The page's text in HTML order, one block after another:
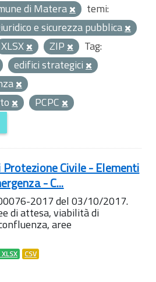
di Matera
temi:
e sicurezza pubblica
XLSX ZIP
Tag:
edifici strategici
PCPC
Protezione Civile - Elementi
- C...
2017 del 03/10/2017.
di attesa, viabilità di
aree
CSV